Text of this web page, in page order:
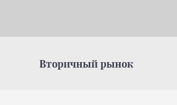
Вторичный рынок